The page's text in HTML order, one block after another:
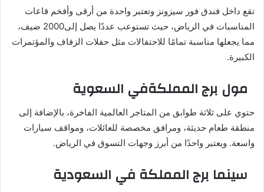
تقع داخل فندق فور سيزونز وتعتبر واحدة من أرقى وأفخم قاعات
المناسبات في الرياض، حيث تستوعب عددًا يصل إلى2000 ضيف،
مما يجعلها مناسبة تمامًا للاحتفالات مثل حفلات الزفاف والمؤتمرات
الكبيرة.
مول برج المملكةفي السعوية
حتوي على ثلاثة طوابق من المتاجر العالمية الفاخرة، بالإضافة إلى
منطقة طعام حديثة، ومرافق مخصصة للعائلات، ومواقف سيارات
واسعة. ويعتبر واحدًا من أبرز وجهات التسوق في الرياض.
سينما برج المملكة في السعودية